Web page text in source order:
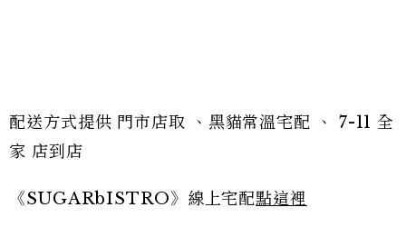
配送方式提供 門市店取 、黑貓常溫宅配 、 7-11 全
家 店到店
《SUGARbISTRO》線上宅配點這裡